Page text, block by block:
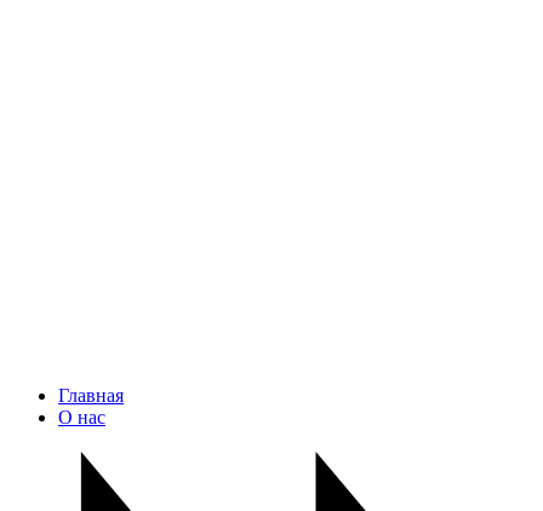
Главная
О нас